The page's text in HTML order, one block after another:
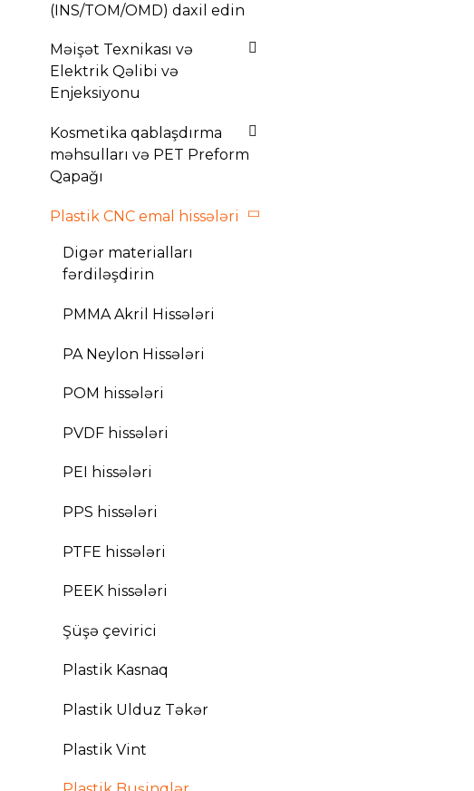
(INS/TOM/OMD) daxil edin
Məişət Texnikası və
Elektrik Qəlibi və
Enjeksiyonu
Kosmetika qablaşdırma
məhsulları və PET Preform
Qapağı
Plastik CNC emal hissələri
Digər materialları
fərdiləşdirin
PMMA Akril Hissələri
PA Neylon Hissələri
POM hissələri
PVDF hissələri
PEI hissələri
PPS hissələri
PTFE hissələri
PEEK hissələri
Şüşə çevirici
Plastik Kasnaq
Plastik Ulduz Təkər
Plastik Vint